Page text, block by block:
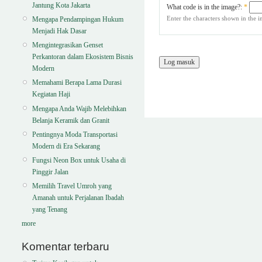
Jantung Kota Jakarta
Mengapa Pendampingan Hukum
Menjadi Hak Dasar
Mengintegrasikan Genset
Perkantoran dalam Ekosistem Bisnis
Modern
Memahami Berapa Lama Durasi
Kegiatan Haji
Mengapa Anda Wajib Melebihkan
Belanja Keramik dan Granit
Pentingnya Moda Transportasi
Modern di Era Sekarang
Fungsi Neon Box untuk Usaha di
Pinggir Jalan
Memilih Travel Umroh yang
Amanah untuk Perjalanan Ibadah
yang Tenang
more
Komentar terbaru
What code is in the image?: *
Enter the characters shown in the